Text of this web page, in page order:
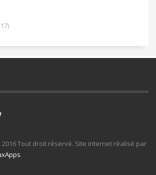
Tout droit réservé. Site internet réalisé par
.